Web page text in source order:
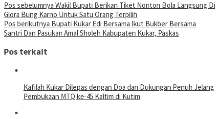
Pos sebelumnya Wakil Bupati Berikan Tiket Nonton Bola Langsung Di
Glora Bung Karno Untuk Satu Orang Terpilih
Pos berikutnya Bupati Kukar Edi Bersama Ikut Bukber Bersama
Santri Dan Pasukan Amal Sholeh Kabupaten Kukar, Paskas
Pos terkait
Kafilah Kukar Dilepas dengan Doa dan Dukungan Penuh Jelang
Pembukaan MTQ ke-45 Kaltim di Kutim